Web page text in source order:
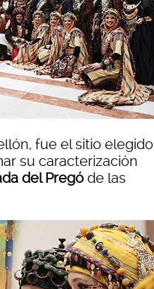
fue el sitio elegido
su caracterización
del Pregó de las